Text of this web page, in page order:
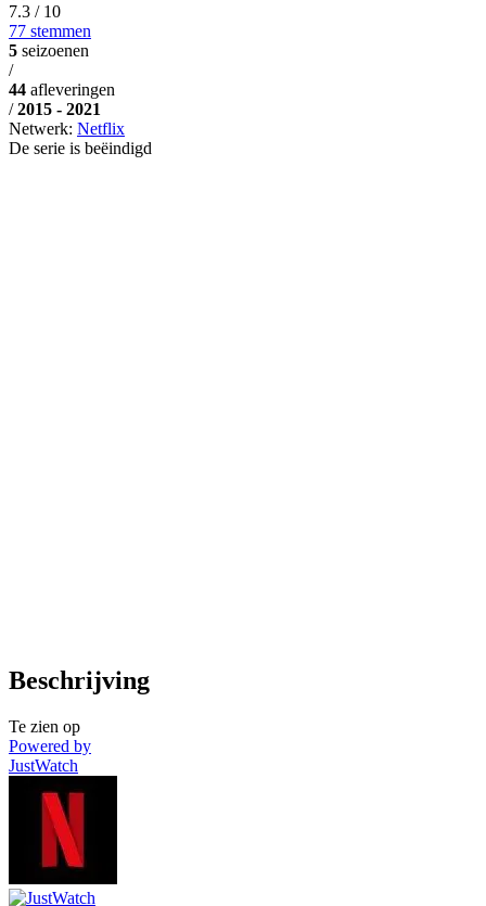
7.3 / 10
77 stemmen
5 seizoenen
/
44 afleveringen
/ 2015 - 2021
Netwerk: Netflix
De serie is beëindigd
Beschrijving
Te zien op
Powered by
JustWatch